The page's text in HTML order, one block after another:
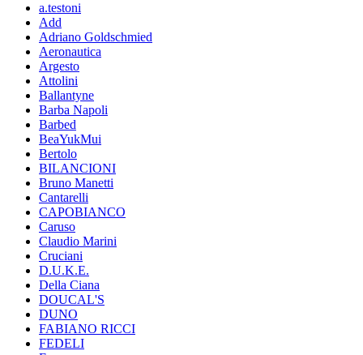
a.testoni
Add
Adriano Goldschmied
Aeronautica
Argesto
Attolini
Ballantyne
Barba Napoli
Barbed
BeaYukMui
Bertolo
BILANCIONI
Bruno Manetti
Cantarelli
CAPOBIANCO
Caruso
Claudio Marini
Cruciani
D.U.K.E.
Della Ciana
DOUCAL'S
DUNO
FABIANO RICCI
FEDELI